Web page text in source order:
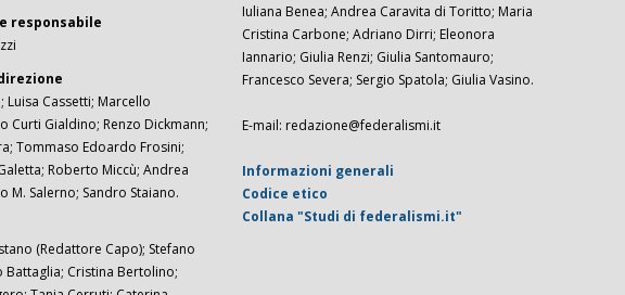
responsabile
Luisa Cassetti; Marcello
Curti Gialdino; Renzo Dickmann;
Tommaso Edoardo Frosini;
Roberto Miccù; Andrea
M. Salerno; Sandro Staiano.
(Redattore Capo); Stefano
Battaglia; Cristina Bertolino;
Iuliana Benea; Andrea Caravita di Toritto; Maria
Cristina Carbone; Adriano Dirri; Eleonora
Iannario; Giulia Renzi; Giulia Santomauro;
Francesco Severa; Sergio Spatola; Giulia Vasino.
E-mail: redazione@federalismi.it
Informazioni generali
Codice etico
Collana "Studi di federalismi.it"